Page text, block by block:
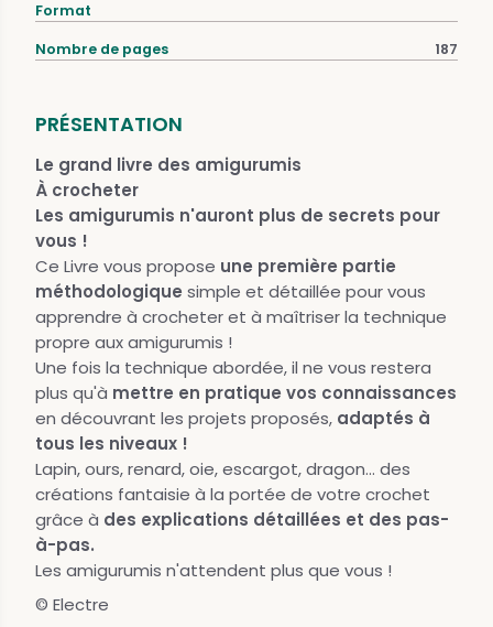
Format
Nombre de pages 187
PRÉSENTATION
Le grand livre des amigurumis
À crocheter
Les amigurumis n'auront plus de secrets pour
vous !
Ce Livre vous propose une première partie
méthodologique simple et détaillée pour vous
apprendre à crocheter et à maîtriser la technique
propre aux amigurumis !
Une fois la technique abordée, il ne vous restera
plus qu'à mettre en pratique vos connaissances
en découvrant les projets proposés, adaptés à
tous les niveaux !
Lapin, ours, renard, oie, escargot, dragon... des
créations fantaisie à la portée de votre crochet
grâce à des explications détaillées et des pas-
à-pas.
Les amigurumis n'attendent plus que vous !
© Electre